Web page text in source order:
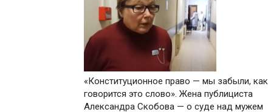
«Конституционное право — мы забыли, как
говорится это слово». Жена публициста
Александра Скобова — о суде над мужем